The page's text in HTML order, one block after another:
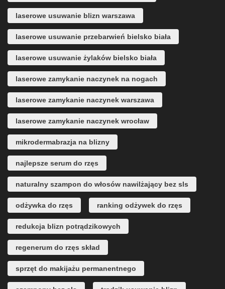
laserowe usuwanie blizn warszawa
laserowe usuwanie przebarwień bielsko biała
laserowe usuwanie żylaków bielsko biała
laserowe zamykanie naczynek na nogach
laserowe zamykanie naczynek warszawa
laserowe zamykanie naczynek wrocław
mikrodermabrazja na blizny
najlepsze serum do rzęs
naturalny szampon do włosów nawilżający bez sls
odżywka do rzęs ranking odżywek do rzęs
redukcja blizn potrądzikowych
regenerum do rzęs skład
sprzęt do makijażu permanentnego